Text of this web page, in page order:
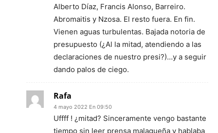
Alberto Díaz, Francis Alonso, Barreiro.
Abromaitis y Nzosa. El resto fuera. En fin.
Vienen aguas turbulentas. Bajada notoria de
presupuesto (¿Al la mitad, atendiendo a las
declaraciones de nuestro presi?)…y a seguir
dando palos de ciego.
Rafa
4 mayo 2022 En 09:50
Uffff ! ¿mitad? Sinceramente vengo bastante
tiempo sin leer prensa malagueña y hablaba